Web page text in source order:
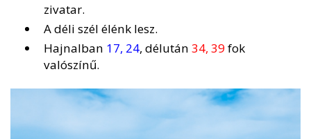
zivatar.
A déli szél élénk lesz.
Hajnalban 17, 24, délután 34, 39fok
valószínű.